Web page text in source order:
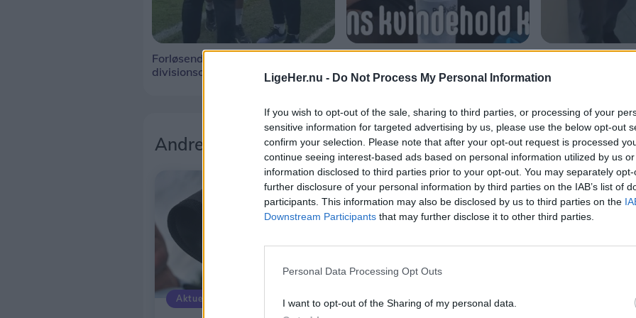
LigeHer.nu - Do Not Process My Personal Information
If you wish to opt-out of the sale, sharing to third parties, or processing of your
sensitive information for targeted advertising by us, please use the below opt-out
confirm your selection. Please note that after your opt-out request is processed
continue seeing interest-based ads based on personal information utilized by us
information disclosed to third parties prior to your opt-out. You may separately
further disclosure of your personal information by third parties on the IAB’s list of
participants. This information may also be disclosed by us to third parties on the
Downstream Participants that may further disclose it to other third parties.
Personal Data Processing Opt Outs
I want to opt-out of the Sharing of my personal data.
Forløsende Hobro-sejr i nordjysk
divisionsopgør
Andre læser også
Aktuelt